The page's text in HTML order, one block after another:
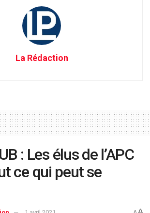
La Rédaction
: Les élus de l’APC
ce qui peut se